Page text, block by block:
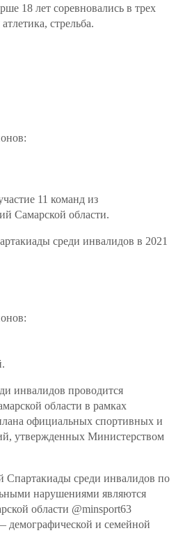
18 лет соревновались в трех
стрельба.
11 команд из
Самарской области.
среди инвалидов в 2021
инвалидов проводится
области в рамках
официальных спортивных и
утвержденных Министерством
Спартакиады среди инвалидов по
нарушениями являются
области @minsport63
демографической и семейной